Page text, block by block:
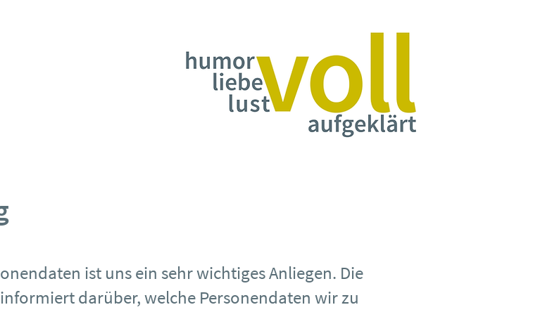
ist uns ein sehr wichtiges Anliegen. Die
darüber, welche Personendaten wir zu